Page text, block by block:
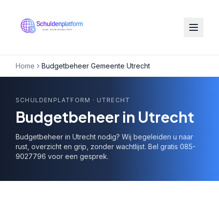
Home Budgetbeheer Gemeente Utrecht
SCHULDENPLATFORM · UTRECHT
Budgetbeheer in Utrecht
Budgetbeheer in Utrecht nodig? Wij begeleiden u naar
rust, overzicht en grip, zonder wachtlijst. Bel gratis 085-
9027796 voor een gesprek.